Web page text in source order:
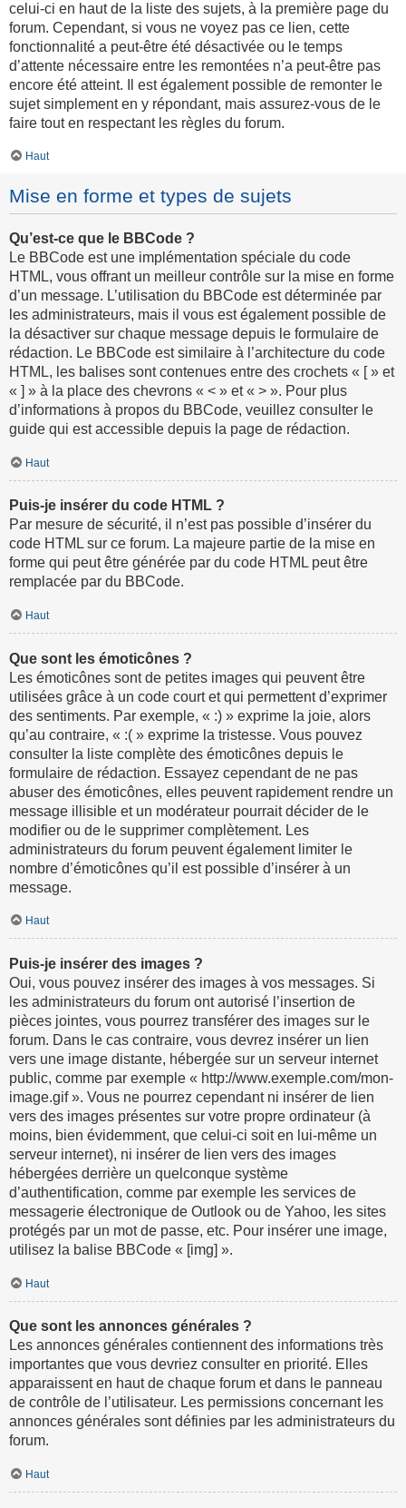
celui-ci en haut de la liste des sujets, à la première page du
forum. Cependant, si vous ne voyez pas ce lien, cette
fonctionnalité a peut-être été désactivée ou le temps
d’attente nécessaire entre les remontées n’a peut-être pas
encore été atteint. Il est également possible de remonter le
sujet simplement en y répondant, mais assurez-vous de le
faire tout en respectant les règles du forum.
Haut
Mise en forme et types de sujets
Qu’est-ce que le BBCode ?
Le BBCode est une implémentation spéciale du code
HTML, vous offrant un meilleur contrôle sur la mise en forme
d’un message. L’utilisation du BBCode est déterminée par
les administrateurs, mais il vous est également possible de
la désactiver sur chaque message depuis le formulaire de
rédaction. Le BBCode est similaire à l’architecture du code
HTML, les balises sont contenues entre des crochets « [ » et
« ] » à la place des chevrons « < » et « > ». Pour plus
d’informations à propos du BBCode, veuillez consulter le
guide qui est accessible depuis la page de rédaction.
Haut
Puis-je insérer du code HTML ?
Par mesure de sécurité, il n’est pas possible d’insérer du
code HTML sur ce forum. La majeure partie de la mise en
forme qui peut être générée par du code HTML peut être
remplacée par du BBCode.
Haut
Que sont les émoticônes ?
Les émoticônes sont de petites images qui peuvent être
utilisées grâce à un code court et qui permettent d’exprimer
des sentiments. Par exemple, « :) » exprime la joie, alors
qu’au contraire, « :( » exprime la tristesse. Vous pouvez
consulter la liste complète des émoticônes depuis le
formulaire de rédaction. Essayez cependant de ne pas
abuser des émoticônes, elles peuvent rapidement rendre un
message illisible et un modérateur pourrait décider de le
modifier ou de le supprimer complètement. Les
administrateurs du forum peuvent également limiter le
nombre d’émoticônes qu’il est possible d’insérer à un
message.
Haut
Puis-je insérer des images ?
Oui, vous pouvez insérer des images à vos messages. Si
les administrateurs du forum ont autorisé l’insertion de
pièces jointes, vous pourrez transférer des images sur le
forum. Dans le cas contraire, vous devrez insérer un lien
vers une image distante, hébergée sur un serveur internet
public, comme par exemple « http://www.exemple.com/mon-
image.gif ». Vous ne pourrez cependant ni insérer de lien
vers des images présentes sur votre propre ordinateur (à
moins, bien évidemment, que celui-ci soit en lui-même un
serveur internet), ni insérer de lien vers des images
hébergées derrière un quelconque système
d’authentification, comme par exemple les services de
messagerie électronique de Outlook ou de Yahoo, les sites
protégés par un mot de passe, etc. Pour insérer une image,
utilisez la balise BBCode « [img] ».
Haut
Que sont les annonces générales ?
Les annonces générales contiennent des informations très
importantes que vous devriez consulter en priorité. Elles
apparaissent en haut de chaque forum et dans le panneau
de contrôle de l’utilisateur. Les permissions concernant les
annonces générales sont définies par les administrateurs du
forum.
Haut